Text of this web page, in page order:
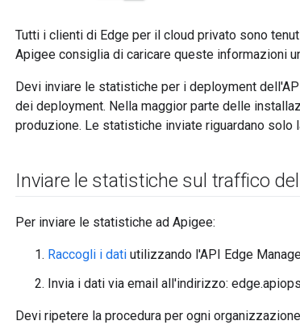
Tutti i clienti di Edge per il cloud privato sono
Apigee consiglia di caricare queste informazioni
Devi inviare le statistiche per i deployment
dei deployment. Nella maggior parte delle
produzione. Le statistiche inviate riguardano solo
Inviare le statistiche sul traffico
Per inviare le statistiche ad Apigee:
Raccogli i dati utilizzando l'API Edge
Invia i dati via email all'indirizzo:
Devi ripetere la procedura per ogni